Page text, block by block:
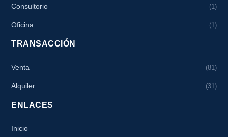
Consultorio (1)
Oficina (1)
TRANSACCIÓN
Venta (81)
Alquiler (31)
ENLACES
Inicio